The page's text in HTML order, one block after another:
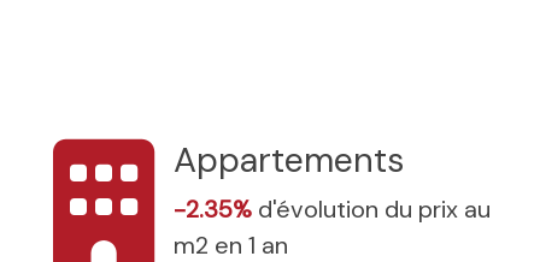
Appartements
-2.35% d'évolution du prix au
m2 en 1 an